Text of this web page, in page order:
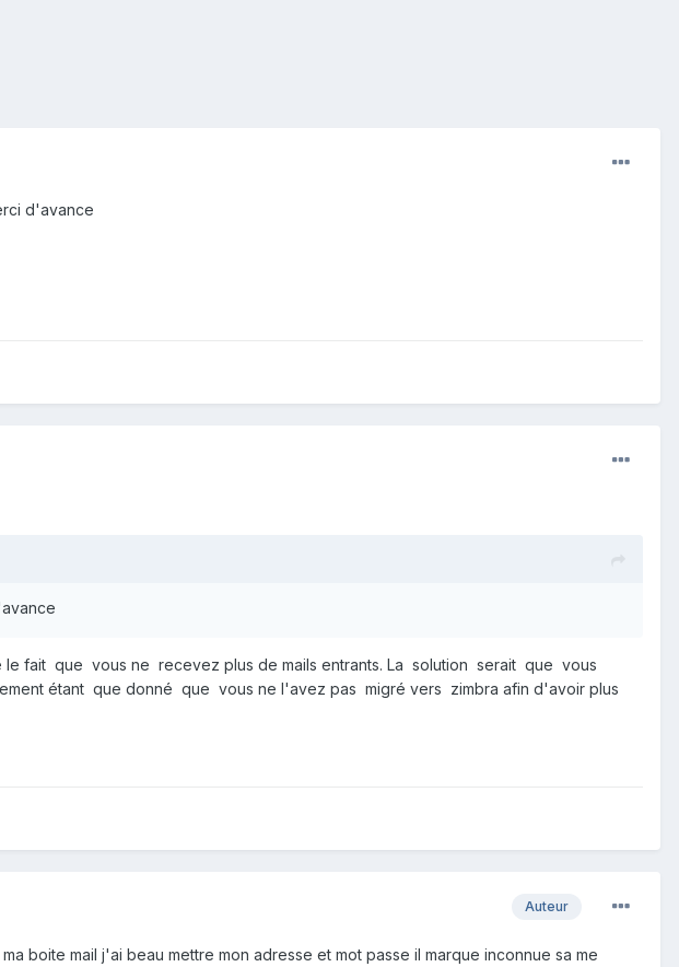
d'avance
fait que vous ne recevez plus de mails entrants. La solution serait que vous
étant que donné que vous ne l'avez pas migré vers zimbra afin d'avoir plus
Auteur
boite mail j'ai beau mettre mon adresse et mot passe il marque inconnue sa me